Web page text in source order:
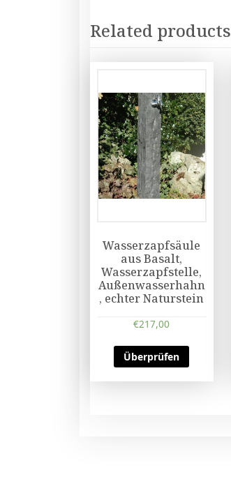
Related products
Wasserzapfsäule
aus Basalt,
Wasserzapfstelle,
Außenwasserhahn
, echter Naturstein
€217,00
Überprüfen